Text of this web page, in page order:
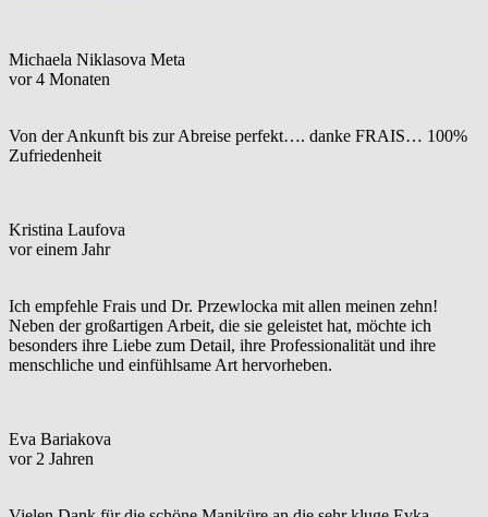
Michaela Niklasova Meta
vor 4 Monaten
Von der Ankunft bis zur Abreise perfekt…. danke FRAIS… 100%
Zufriedenheit
Kristina Laufova
vor einem Jahr
Ich empfehle Frais und Dr. Przewlocka mit allen meinen zehn!
Neben der großartigen Arbeit, die sie geleistet hat, möchte ich
besonders ihre Liebe zum Detail, ihre Professionalität und ihre
menschliche und einfühlsame Art hervorheben.
Eva Bariakova
vor 2 Jahren